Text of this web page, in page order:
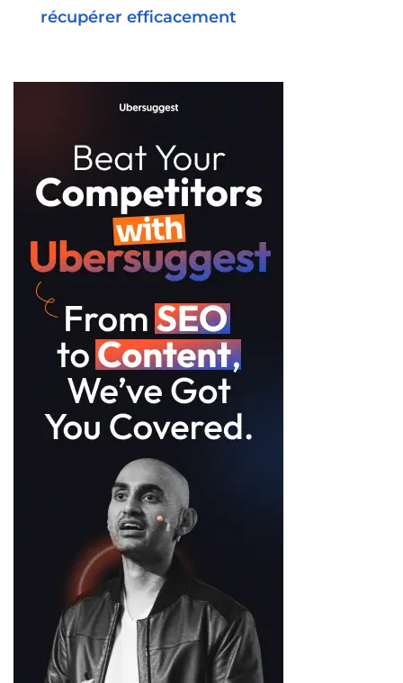
récupérer efficacement